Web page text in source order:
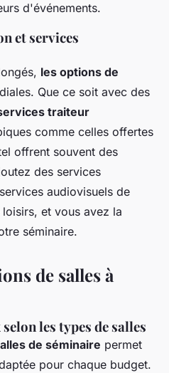
d'événements.
et services
les options de
Que ce soit avec des
traiteur
comme celles offertes
offrent souvent des
des services
audiovisuels de
et vous avez la
séminaire.
de salles à
les types de salles
de séminaire permet
pour chaque budget.